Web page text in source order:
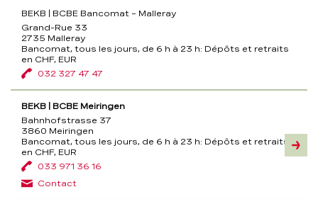
BEKB | BCBE Bancomat – Malleray
Grand-Rue 33
2735 Malleray
Bancomat, tous les jours, de 6 h à 23 h: Dépôts et retraits
en CHF, EUR
032 327 47 47
BEKB | BCBE Meiringen
Bahnhofstrasse 37
3860 Meiringen
Bancomat, tous les jours, de 6 h à 23 h: Dépôts et retraits
en CHF, EUR
033 971 36 16
Contact